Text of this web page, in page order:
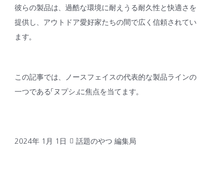
彼らの製品は、過酷な環境に耐えうる耐久性と快適さを
提供し、アウトドア愛好家たちの間で広く信頼されてい
ます。
この記事では、ノースフェイスの代表的な製品ラインの
一つである「ヌプシ」に焦点を当てます。
2024年 1月 1日 話題のやつ 編集局